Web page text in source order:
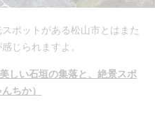
ポットがある松山市とはまた
じられますよ。
しい石垣の集落と、絶景スポ
ちか）